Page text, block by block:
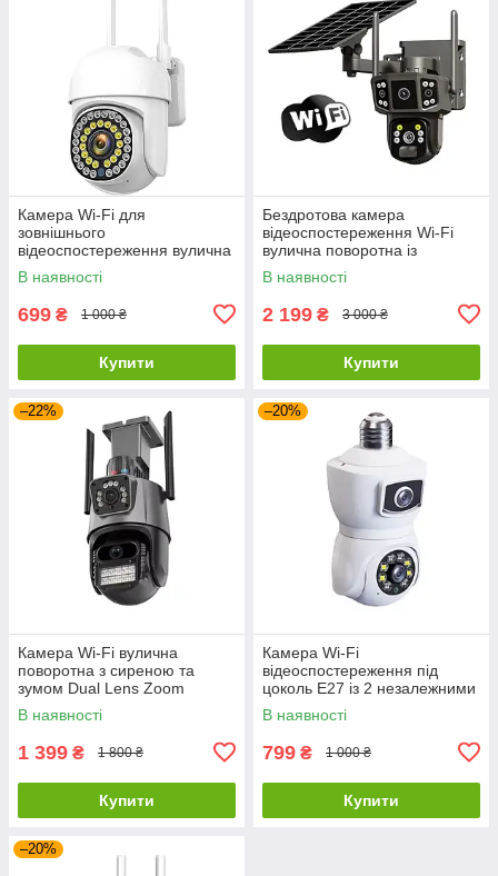
Камера Wi-Fi для
зовнішнього
відеоспостереження вулична
поворотна 2 Мп
В наявності
699 ₴ 1 000 ₴
Купити
Бездротова камера
відеоспостереження Wi-Fi
вулична поворотна із
сонячною панеллю та зумом
Dual Lens Zoom
В наявності
2 199 ₴ 3 000 ₴
Купити
–22%
Камера Wi-Fi вулична
поворотна з сиреною та
зумом Dual Lens Zoom
В наявності
1 399 ₴ 1 800 ₴
Купити
–20%
Камера Wi-Fi
відеоспостереження під
цоколь Е27 із 2 незалежними
об'єктивами Smart Camera
360°
В наявності
799 ₴ 1 000 ₴
Купити
–20%